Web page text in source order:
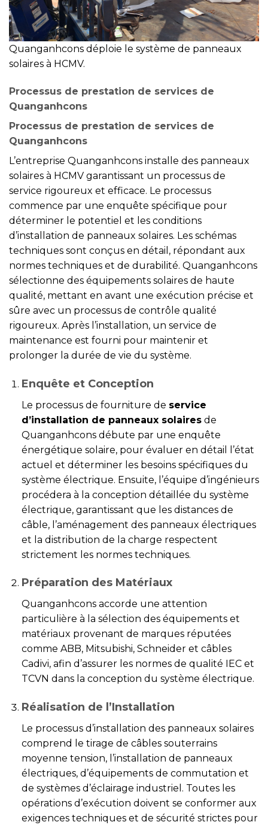
Quanganhcons déploie le système de panneaux
solaires à HCMV.
Processus de prestation de services de
Quanganhcons
Processus de prestation de services de
Quanganhcons
L’entreprise Quanganhcons installe des panneaux
solaires à HCMV garantissant un processus de
service rigoureux et efficace. Le processus
commence par une enquête spécifique pour
déterminer le potentiel et les conditions
d’installation de panneaux solaires. Les schémas
techniques sont conçus en détail, répondant aux
normes techniques et de durabilité. Quanganhcons
sélectionne des équipements solaires de haute
qualité, mettant en avant une exécution précise et
sûre avec un processus de contrôle qualité
rigoureux. Après l’installation, un service de
maintenance est fourni pour maintenir et
prolonger la durée de vie du système.
Enquête et Conception
Le processus de fourniture de service
d’installation de panneaux solairesde
Quanganhcons débute par une enquête
énergétique solaire, pour évaluer en détail l’état
actuel et déterminer les besoins spécifiques du
système électrique. Ensuite, l’équipe d’ingénieurs
procédera à la conception détaillée du système
électrique, garantissant que les distances de
câble, l’aménagement des panneaux électriques
et la distribution de la charge respectent
strictement les normes techniques.
Préparation des Matériaux
Quanganhcons accorde une attention
particulière à la sélection des équipements et
matériaux provenant de marques réputées
comme ABB, Mitsubishi, Schneider et câbles
Cadivi, afin d’assurer les normes de qualité IEC et
TCVN dans la conception du système électrique.
Réalisation de l’Installation
Le processus d’installation des panneaux solaires
comprend le tirage de câbles souterrains
moyenne tension, l’installation de panneaux
électriques, d’équipements de commutation et
de systèmes d’éclairage industriel. Toutes les
opérations d’exécution doivent se conformer aux
exigences techniques et de sécurité strictes pour